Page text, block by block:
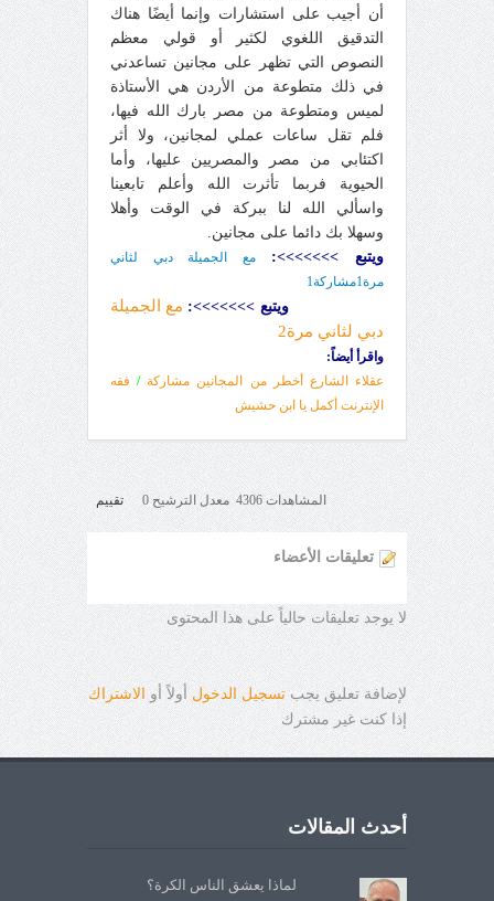
أن أجيب على استشارات وإنما أيضًا هناك
التدقيق اللغوي لكثير أو قولي معظم
النصوص التي تظهر على مجانين تساعدني
في ذلك متطوعة من الأردن هي الأستاذة
لميس ومتطوعة من مصر بارك الله فيها،
فلم تقل ساعات عملي لمجانين، ولا أثر
اكتئابي من مصر والمصريين عليها، وأما
الحيوية فربما تأثرت الله وأعلم تابعينا
واسألي الله لنا ببركة في الوقت وأهلا
وسهلا بك دائما على مجانين.
ويتبع >>>>>>>:
مع الجميلة دبي لثاني
مرة1مشاركة1
ويتبع >>>>>>>: مع الجميلة
دبي لثاني مرة2
واقرأ أيضاً:
عقلاء الشارع أخطر من المجانين مشاركة / فقه
الإنترنت أكمل يا ابن حشيش
المشاهدات 4306 معدل الترشيح 0 تقييم
تعليقات الأعضاء
لا يوجد تعليقات حالياً على هذا المحتوى
لإضافة تعليق يجب تسجيل الدخول أولاً أو الاشتراك
إذا كنت غير مشترك
أحدث المقالات
لماذا يعشق الناس الكرة؟